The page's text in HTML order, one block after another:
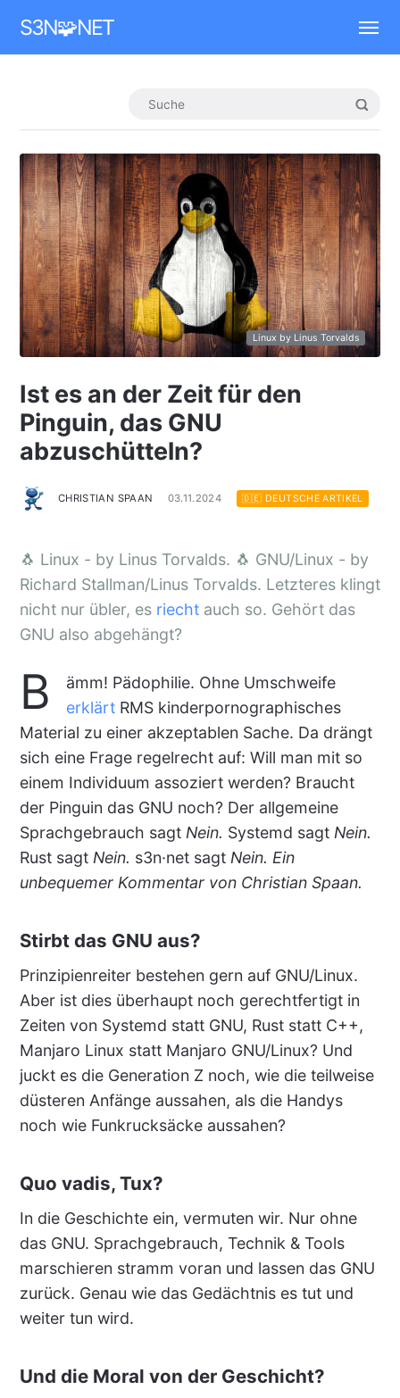
S3N🧩NET
Linux by Linus Torvalds
Ist es an der Zeit für den
Pinguin, das GNU
abzuschütteln?
CHRISTIAN SPAAN 03.11.2024 🇩🇪 DEUTSCHE ARTIKEL
🐧 Linux - by Linus Torvalds. 🐧 GNU/Linux - by
Richard Stallman/Linus Torvalds. Letzteres klingt
nicht nur übler, es riechtauch so. Gehört das
GNU also abgehängt?
B
ämm! Pädophilie. Ohne Umschweife
erklärtRMS kinderpornographisches
Material zu einer akzeptablen Sache. Da drängt
sich eine Frage regelrecht auf: Will man mit so
einem Individuum assoziert werden? Braucht
der Pinguin das GNU noch? Der allgemeine
Sprachgebrauch sagt Nein. Systemd sagt Nein.
Rust sagt Nein. s3n·net sagt Nein. Ein
unbequemer Kommentar von Christian Spaan.
Stirbt das GNU aus?
Prinzipienreiter bestehen gern auf GNU/Linux.
Aber ist dies überhaupt noch gerechtfertigt in
Zeiten von Systemd statt GNU, Rust statt C++,
Manjaro Linux statt Manjaro GNU/Linux? Und
juckt es die Generation Z noch, wie die teilweise
düsteren Anfänge aussahen, als die Handys
noch wie Funkrucksäcke aussahen?
Quo vadis, Tux?
In die Geschichte ein, vermuten wir. Nur ohne
das GNU. Sprachgebrauch, Technik & Tools
marschieren stramm voran und lassen das GNU
zurück. Genau wie das Gedächtnis es tut und
weiter tun wird.
Und die Moral von der Geschicht?